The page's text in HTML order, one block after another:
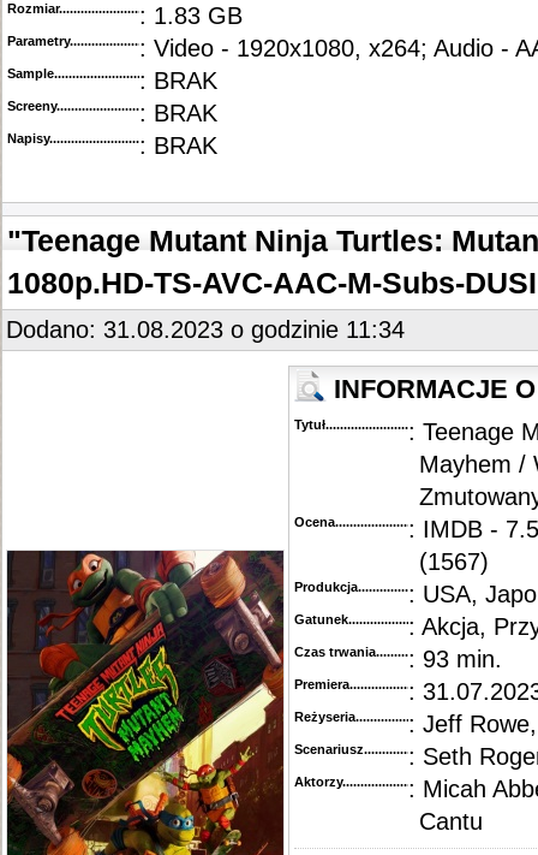
Rozmiar...........................................
: 1.83 GB
Parametry.........................................: Video - 1920x1080, x264; Audio -
Sample............................................
: BRAK
Screeny...........................................
: BRAK
Napisy............................................
: BRAK
"Teenage Mutant Ninja Turtles:
1080p.HD-TS-AVC-AAC-M-Subs-
Dodano: 31.08.2023 o godzinie 11:34
INFORMACJE
Tytuł............................................
: Teenage
Mayhem /
Ocena.............................................
: IMDB -
(1567)
Produkcja.........................................
: USA,
Gatunek...........................................
: Akcja,
Czas trwania......................................
: 93 min.
Premiera..........................................
:
Reżyseria........................................
: Jeff
Scenariusz........................................
: Seth
Aktorzy...........................................
: Micah
Cantu